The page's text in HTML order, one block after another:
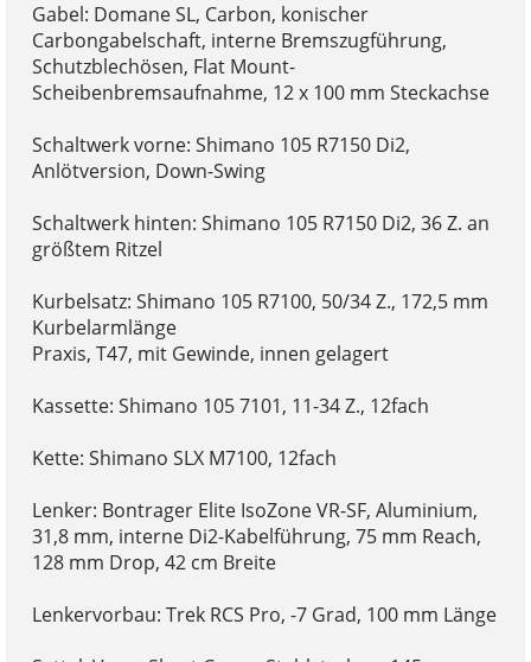
Gabel: Domane SL, Carbon, konischer
Carbongabelschaft, interne Bremszugführung,
Schutzblechösen, Flat Mount-
Scheibenbremsaufnahme, 12 x 100 mm Steckachse
Schaltwerk vorne: Shimano 105 R7150 Di2,
Anlötversion, Down-Swing
Schaltwerk hinten: Shimano 105 R7150 Di2, 36 Z. an
größtem Ritzel
Kurbelsatz: Shimano 105 R7100, 50/34 Z., 172,5 mm
Kurbelarmlänge
Praxis, T47, mit Gewinde, innen gelagert
Kassette: Shimano 105 7101, 11-34 Z., 12fach
Kette: Shimano SLX M7100, 12fach
Lenker: Bontrager Elite IsoZone VR-SF, Aluminium,
31,8 mm, interne Di2-Kabelführung, 75 mm Reach,
128 mm Drop, 42 cm Breite
Lenkervorbau: Trek RCS Pro, -7 Grad, 100 mm Länge